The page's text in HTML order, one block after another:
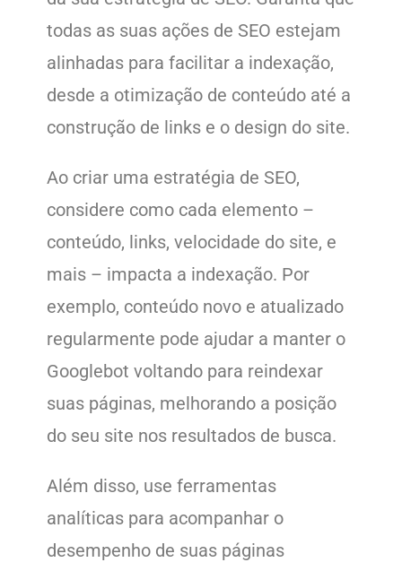
todas as suas ações de SEO estejam
alinhadas para facilitar a indexação,
desde a otimização de conteúdo até a
construção de links e o design do site.
Ao criar uma estratégia de SEO,
considere como cada elemento –
conteúdo, links, velocidade do site, e
mais – impacta a indexação. Por
exemplo, conteúdo novo e atualizado
regularmente pode ajudar a manter o
Googlebot voltando para reindexar
suas páginas, melhorando a posição
do seu site nos resultados de busca.
Além disso, use ferramentas
analíticas para acompanhar o
desempenho de suas páginas